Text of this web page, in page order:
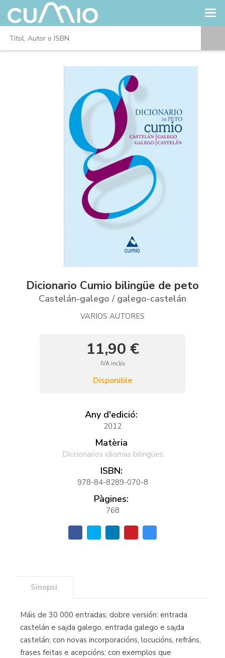
Dicionario Cumio bilingüe de peto
Castelán-galego / galego-castelán
VARIOS AUTORES
11,90 €
IVA inclós
Disponible
Any d'edició:
2012
Matèria
Diccionarios idiomas bilingües
ISBN:
978-84-8289-070-8
Pàgines:
768
Sinopsi
Máis de 30 000 entradas; dobre versión: entrada
castelán e sa¡da galego, entrada galego e sa¡da
castelán; con novas incorporacións, locucións, refráns,
frases feitas e acepcións; con exemplos que